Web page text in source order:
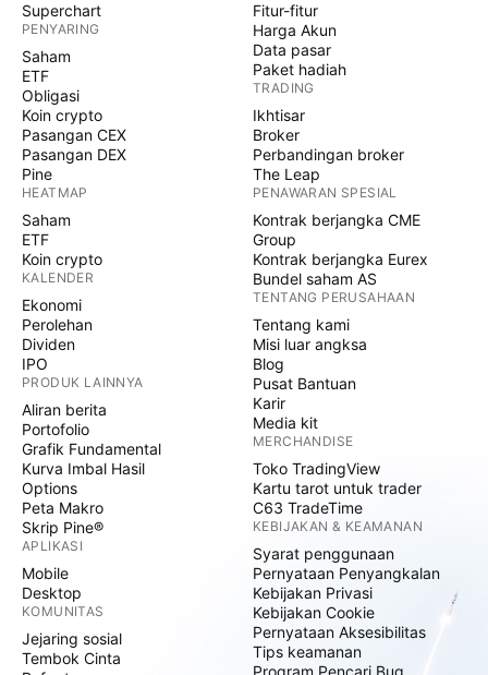
Superchart
PENYARING
Saham
ETF
Obligasi
Koin crypto
Pasangan CEX
Pasangan DEX
Pine
HEATMAP
Saham
ETF
Koin crypto
KALENDER
Ekonomi
Perolehan
Dividen
IPO
PRODUK LAINNYA
Aliran berita
Portofolio
Grafik Fundamental
Kurva Imbal Hasil
Options
Peta Makro
Skrip Pine®
APLIKASI
Mobile
Desktop
KOMUNITAS
Jejaring sosial
Tembok Cinta
Fitur-fitur
Harga Akun
Data pasar
Paket hadiah
TRADING
Ikhtisar
Broker
Perbandingan broker
The Leap
PENAWARAN SPESIAL
Kontrak berjangka CME
Group
Kontrak berjangka Eurex
Bundel saham AS
TENTANG PERUSAHAAN
Tentang kami
Misi luar angksa
Blog
Pusat Bantuan
Karir
Media kit
MERCHANDISE
Toko TradingView
Kartu tarot untuk trader
C63 TradeTime
KEBIJAKAN & KEAMANAN
Syarat penggunaan
Pernyataan Penyangkalan
Kebijakan Privasi
Kebijakan Cookie
Pernyataan Aksesibilitas
Tips keamanan
Program Pencari Bug